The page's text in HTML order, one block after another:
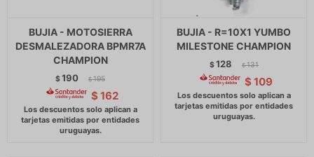
BUJIA - MOTOSIERRA
DESMALEZADORA BPMR7A
CHAMPION
$190 $ 195
$ 162
BUJIA - R=10X1 YUMBO
MILESTONE CHAMPION
$128 $ 131
$ 109